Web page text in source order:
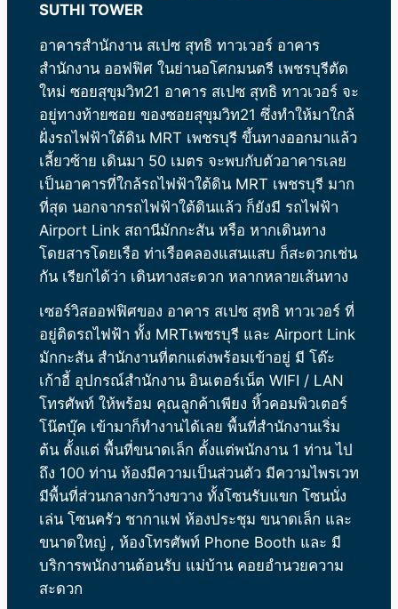
SUTHI TOWER
อาคารสำนักงาน สเปซ สุทธิ ทาวเวอร์ อาคาร
สำนักงาน ออฟฟิศ ในย่านอโศกมนตรี เพชรบุรีตัด
ใหม่ ซอยสุขุมวิท21 อาคาร สเปซ สุทธิ ทาวเวอร์ จะ
อยู่ทางท้ายซอย ของซอยสุขุมวิท21 ซึ่งทำให้มาใกล้
ฝั่งรถไฟฟ้าใต้ดิน MRT เพชรบุรี ขึ้นทางออกมาแล้ว
เลี้ยวซ้าย เดินมา 50 เมตร จะพบกับตัวอาคารเลย
เป็นอาคารที่ใกล้รถไฟฟ้าใต้ดิน MRT เพชรบุรี มาก
ที่สุด นอกจากรถไฟฟ้าใต้ดินแล้ว ก็ยังมี รถไฟฟ้า
Airport Link สถานีมักกะสัน หรือ หากเดินทาง
โดยสารโดยเรือ ท่าเรือคลองแสนแสบ ก็สะดวกเช่น
กัน เรียกได้ว่า เดินทางสะดวก หลากหลายเส้นทาง
เซอร์วิสออฟฟิศของ อาคาร สเปซ สุทธิ ทาวเวอร์ ที่
อยู่ติดรถไฟฟ้า ทั้ง MRTเพชรบุรี และ Airport Link
มักกะสัน สำนักงานที่ตกแต่งพร้อมเข้าอยู่ มี โต๊ะ
เก้าอี้ อุปกรณ์สำนักงาน อินเตอร์เน็ต WIFI / LAN
โทรศัพท์ ให้พร้อม คุณลูกค้าเพียง หิ้วคอมพิวเตอร์
โน๊ตบุ๊ค เข้ามาก็ทำงานได้เลย พื้นที่สำนักงานเริ่ม
ต้น ตั้งแต่ พื้นที่ขนาดเล็ก ตั้งแต่พนักงาน 1 ท่าน ไป
ถึง 100 ท่าน ห้องมีความเป็นส่วนตัว มีความไพรเวท
มีพื้นที่ส่วนกลางกว้างขวาง ทั้งโซนรับแขก โซนนั่ง
เล่น โซนครัว ชากาแฟ ห้องประชุม ขนาดเล็ก และ
ขนาดใหญ่ , ห้องโทรศัพท์ Phone Booth และ มี
บริการพนักงานต้อนรับ แม่บ้าน คอยอำนวยความ
สะดวก